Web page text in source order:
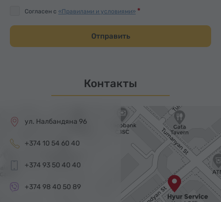
Согласен с «Правилами и условиями»
Отправить
Контакты
ул. Налбандяна 96
+374 10 54 60 40
+374 93 50 40 40
+374 98 40 50 89